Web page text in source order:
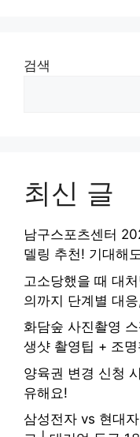
검색
최신 글
남구스포츠센터
델링 추천! 기대해
고소당했을 때 대
의까지 단계별 대
화담숲 사진촬영
생샷 촬영팁 + 조
양육권 변경 신청
유해요!
삼성전자 vs 현대